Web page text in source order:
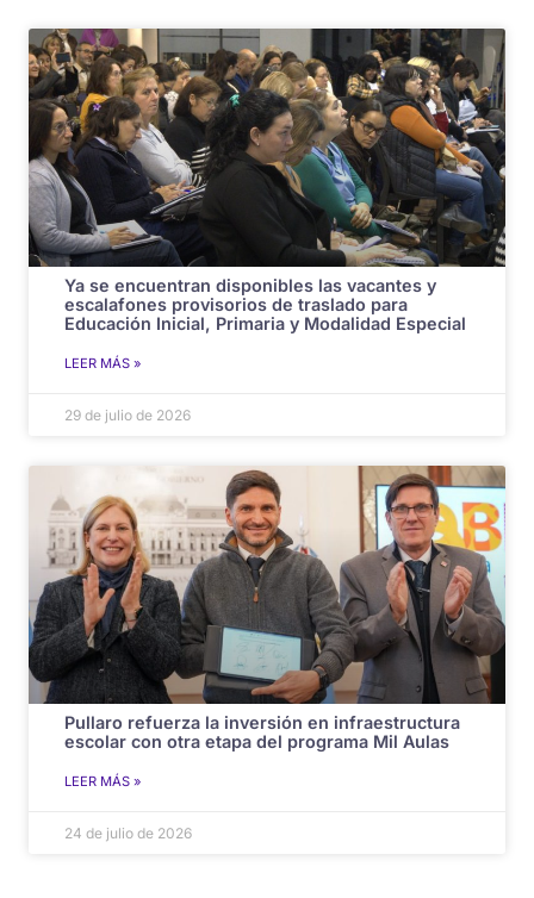
Ya se encuentran disponibles las vacantes y
escalafones provisorios de traslado para
Educación Inicial, Primaria y Modalidad Especial
LEER MÁS »
29 de julio de 2026
Pullaro refuerza la inversión en infraestructura
escolar con otra etapa del programa Mil Aulas
LEER MÁS »
24 de julio de 2026